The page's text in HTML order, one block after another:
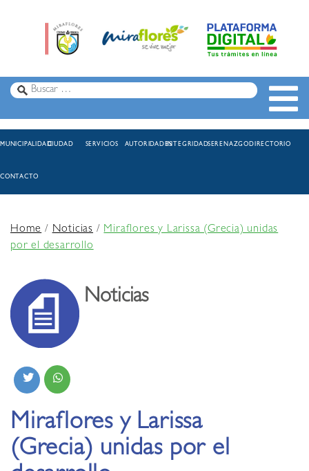
MUNICIPALIDADCIUDAD SERVICIOS AUTORIDADESINTEGRIDADSERENAZGODIRECTORIO
CONTACTO
Home/Noticias /Miraflores y Larissa (Grecia) unidas
por el desarrollo
Noticias
Miraflores y Larissa
(Grecia) unidas por el